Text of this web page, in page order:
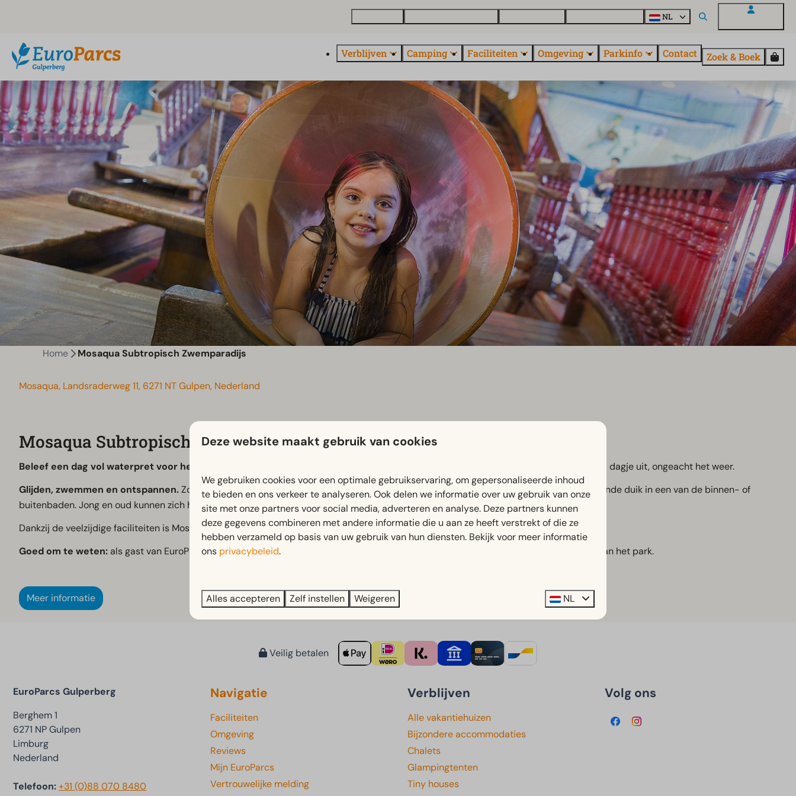
NL
Verblijven Camping Faciliteiten Omgeving Parkinfo Contact Zoek & Boek
Home Mosaqua Subtropisch Zwemparadijs
Mosaqua, Landsraderweg 11, 6271 NT Gulpen, Nederland
Mosaqua Subtropisch Zwemparadijs
Beleef een dag vol waterpret voor het hele gezin.
In Subtropisch Zwemparadijs Mosaqua in Gulpen vind je alles voor een spetterend dagje uit, ongeacht het weer.
Glijden, zwemmen en ontspannen.Zoef van de glijbanen, trotseer de wildwaterbaan, ontspan in het bubbelbad of neem een verfrissende duik in een van de binnen- of
buitenbaden. Jong en oud kunnen zich hier urenlang vermaken.
Dankzij de veelzijdige faciliteiten is Mosaqua een geliefde bestemming voor gezinnen tijdens hun verblijf in Zuid-Limburg.
Goed om te weten:als gast van EuroParcs Gulperberg profiteer je van korting op entreetickets. Deze zijn verkrijgbaar bij de receptie van het park.
Meer informatie
Veilig betalen
EuroParcs Gulperberg
Berghem 1
6271 NP Gulpen
Limburg
Nederland
Telefoon:+31 (0)88 070 8480
Navigatie
Faciliteiten
Omgeving
Reviews
Mijn EuroParcs
Vertrouwelijke melding
Verblijven
Alle vakantiehuizen
Bijzondere accommodaties
Chalets
Glampingtenten
Tiny houses
Volg ons
Deze website maakt gebruik van cookies
We gebruiken cookies voor een optimale gebruikservaring, om gepersonaliseerde inhoud
te bieden en ons verkeer te analyseren. Ook delen we informatie over uw gebruik van onze
site met onze partners voor social media, adverteren en analyse. Deze partners kunnen
deze gegevens combineren met andere informatie die u aan ze heeft verstrekt of die ze
hebben verzameld op basis van uw gebruik van hun diensten. Bekijk voor meer informatie
ons privacybeleid.
Alles accepteren Zelf instellen Weigeren NL